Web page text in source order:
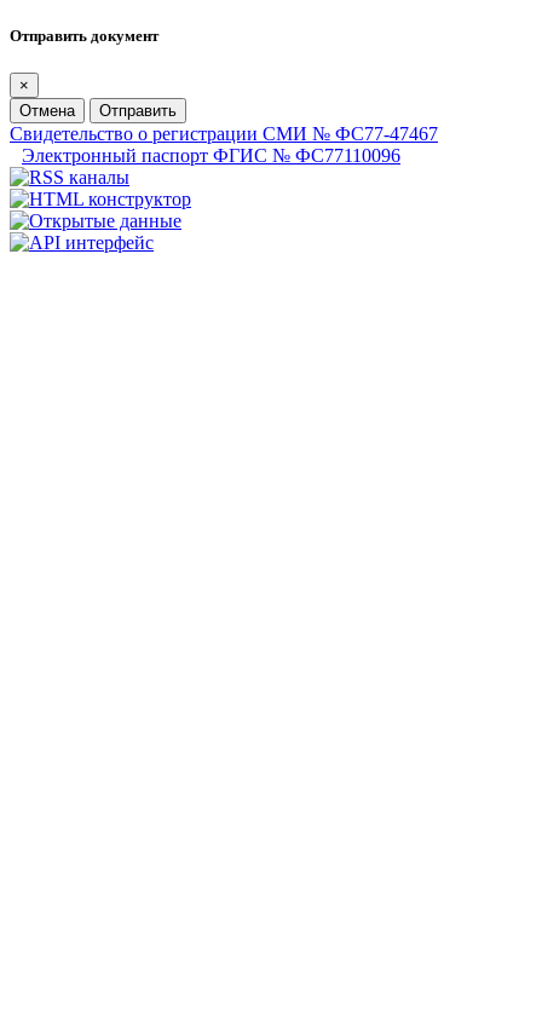
Отправить документ
×
Отмена
Отправить
Свидетельство о регистрации СМИ № ФС77-47467
Электронный паспорт ФГИС № ФС77110096